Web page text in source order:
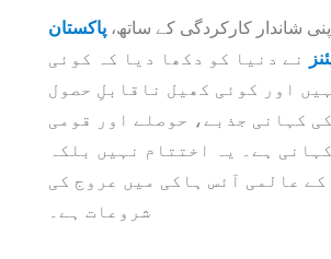
شاندار کارکردگی کے ساتھ، پاکستان
نے دنیا کو دکھا دیا کہ کوئی
اور کوئی کھیل ناقابلِ حصول
کہانی جذبے، حوصلے اور قومی
ہے۔ یہ اختتام نہیں بلکہ
کے عالمی آئس ہاکی میں عروج کی
شروعات ہے۔